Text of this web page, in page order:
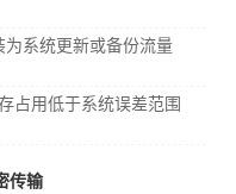
为系统更新或备份流量
占用低于系统误差范围
传输